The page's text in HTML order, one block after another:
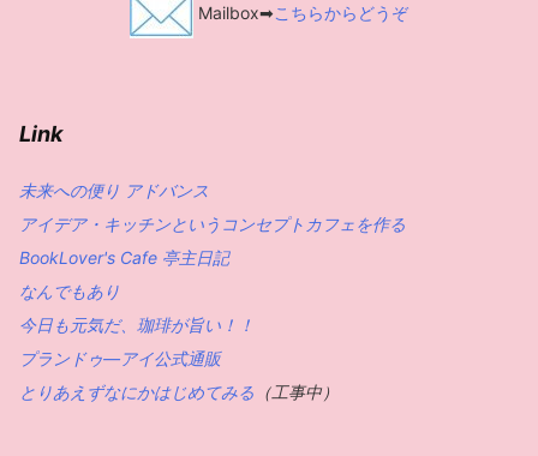
Mailbox➡こちらからどうぞ
Link
未来への便り アドバンス
アイデア・キッチンというコンセプトカフェを作る
BookLover's Cafe 亭主日記
なんでもあり
今日も元気だ、珈琲が旨い！！
プランドゥ―アイ公式通販
とりあえずなにかはじめてみる （工事中）